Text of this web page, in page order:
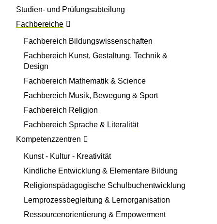
Studien- und Prüfungsabteilung
Fachbereiche
Fachbereich Bildungswissenschaften
Fachbereich Kunst, Gestaltung, Technik &
Design
Fachbereich Mathematik & Science
Fachbereich Musik, Bewegung & Sport
Fachbereich Religion
Fachbereich Sprache & Literalität
Kompetenzzentren
Kunst - Kultur - Kreativität
Kindliche Entwicklung & Elementare Bildung
Religionspädagogische Schulbuchentwicklung
Lernprozessbegleitung & Lernorganisation
Ressourcenorientierung & Empowerment